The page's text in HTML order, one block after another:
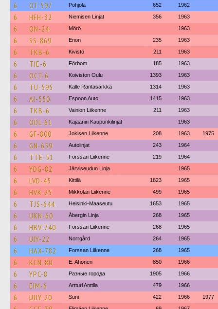
6 OT-597 Pohjola 652 1962
6 HFH-32 Niemisen Linjat 356 1963
6 ON-24 Mörö 1963
6 SS-869 Enon 235 1963
6 TKB-6 Kivistö 211 1963
6 TIE-6 Förbom 185 1963
6 OCT-6 Koiviston Oulu 1393 1963
6 TU-595 Kalle Rantasärkkä 1314 1963
6 AI-550 Espoon Auto 1415 1963
6 TKB-6 Vainion Liikenne 211 1963
6 ODL-61 Kajaanin Kaupunkilinjat 1963
6 GF-800 Jokisen Liikenne 208 1963 1975
6 GN-659 Autolinjat 243 1964
6 TTE-51 Forssan Liikenne 219 1964
6 YDG-82 Järviseudun Linja 1965
6 LVD-45 Kittilä 1823 1965
6 HVK-25 Mikkolan Liikenne 499 1965
6 TJS-644 Helsinki-Maaseutu 1653 1965
6 UKN-60 Åbergin Linja 268 1965
6 HBV-740 Forssan Liikenne 268 1965
6 UIY-22 Norrgård 264 1965
6 HAX-782 Forssan Liikenne 268 1965
6 KCN-80 E. Ahonen 850 1966
6 YPC-8 Разные города 1905 1966
6 EIM-6 Artturi Anttila 479 1966
6 UUY-20 Suni 422 1966 1977